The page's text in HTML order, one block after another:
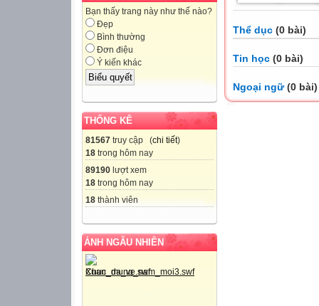
Bạn thấy trang này như thế nào?
Đẹp
Bình thường
Đơn điệu
Ý kiến khác
THỐNG KÊ
81567 truy cập (chi tiết)
18 trong hôm nay
89190 lượt xem
18 trong hôm nay
18 thành viên
ẢNH NGẪU NHIÊN
Thể dục (0 bài)
Tin học (0 bài)
Ngoại ngữ(0 bài)